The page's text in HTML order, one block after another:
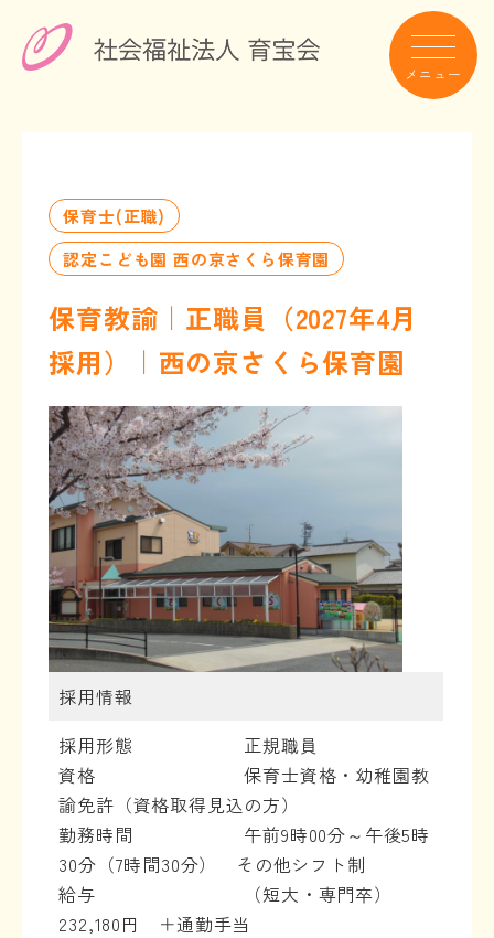
保育士(正職)
認定こども園 西の京さくら保育園
保育教諭｜正職員（2027年4月
採用）｜西の京さくら保育園
採用情報
採用形態 正規職員
資格 保育士資格・幼稚園教
諭免許（資格取得見込の方）
勤務時間 午前9時00分～午後5時
30分（7時間30分） その他シフト制
給与 （短大・専門卒）
232,180円 ＋通勤手当